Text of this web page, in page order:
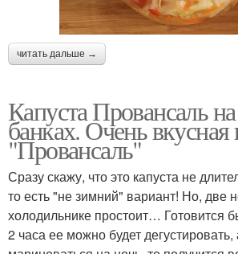
читать дальше →
Капуста Провансаль
банках. Очень вкусная
"Провансаль"
Сразу скажу, что это капуста не
то есть "не зимний" вариант! Но, две
холодильнике простоит… Готовится
2 часа ее можно будет дегустировать,